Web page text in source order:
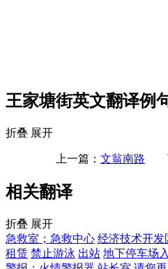
王家塘街英文翻译例
折叠 展开
上一篇： 文翁南路 下
相关翻译
折叠 展开
急救室；急救中心 经济技术开发
租赁 禁止游泳 出站 地下停车场